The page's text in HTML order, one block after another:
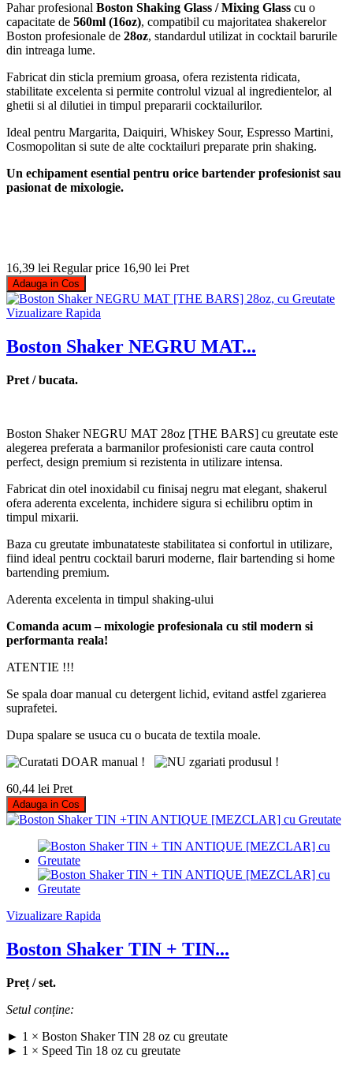
Pahar profesional Boston Shaking Glass / Mixing Glass cu o
capacitate de 560ml (16oz), compatibil cu majoritatea shakerelor
Boston profesionale de 28oz, standardul utilizat in cocktail barurile
din intreaga lume.
Fabricat din sticla premium groasa, ofera rezistenta ridicata,
stabilitate excelenta si permite controlul vizual al ingredientelor, al
ghetii si al dilutiei in timpul prepararii cocktailurilor.
Ideal pentru Margarita, Daiquiri, Whiskey Sour, Espresso Martini,
Cosmopolitan si sute de alte cocktailuri preparate prin shaking.
Un echipament esential pentru orice bartender profesionist sau
pasionat de mixologie.
16,39 lei Regular price 16,90 lei Pret
Adauga in Cos
Vizualizare Rapida
Boston Shaker NEGRU MAT...
Pret / bucata.
Boston Shaker NEGRU MAT 28oz [THE BARS] cu greutate este
alegerea preferata a barmanilor profesionisti care cauta control
perfect, design premium si rezistenta in utilizare intensa.
Fabricat din otel inoxidabil cu finisaj negru mat elegant, shakerul
ofera aderenta excelenta, inchidere sigura si echilibru optim in
timpul mixarii.
Baza cu greutate imbunatateste stabilitatea si confortul in utilizare,
fiind ideal pentru cocktail baruri moderne, flair bartending si home
bartending premium.
Aderenta excelenta in timpul shaking-ului
Comanda acum – mixologie profesionala cu stil modern si
performanta reala!
ATENTIE !!!
Se spala doar manual cu detergent lichid, evitand astfel zgarierea
suprafetei.
Dupa spalare se usuca cu o bucata de textila moale.
60,44 lei Pret
Adauga in Cos
Vizualizare Rapida
Boston Shaker TIN + TIN...
Preț / set.
Setul conține:
► 1 × Boston Shaker TIN 28 oz cu greutate
► 1 × Speed Tin 18 oz cu greutate